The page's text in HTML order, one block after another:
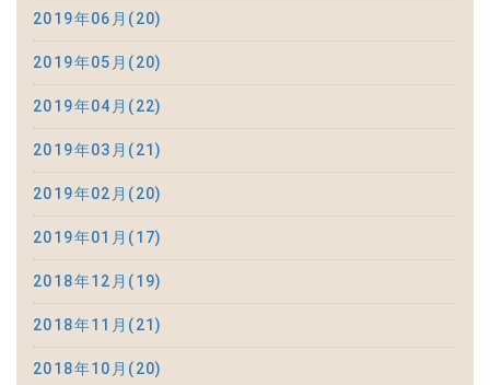
2019年06月(20)
2019年05月(20)
2019年04月(22)
2019年03月(21)
2019年02月(20)
2019年01月(17)
2018年12月(19)
2018年11月(21)
2018年10月(20)